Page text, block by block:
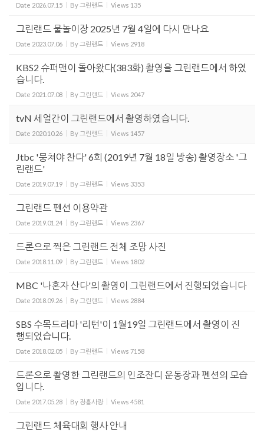
Date 2026.07.15 By 그린랜드 Views 135
그린랜드 물놀이장 2025년 7월 4일에 다시 만나요
Date 2023.07.06 By 그린랜드 Views 2918
KBS2 슈퍼맨이 돌아왔다(383화) 촬영을 그린랜드에서 하였
습니다.
Date 2021.07.08 By 그린랜드 Views 2047
tvN 세얼간이 그린랜드에서 촬영하였습니다.
Date 2020.10.26 By 그린랜드 Views 1457
Jtbc '뭉쳐야 찬다' 6회 (2019년 7월 18일 방송) 촬영장소 '그
린랜드'
Date 2019.07.19 By 그린랜드 Views 3353
그린랜드 펜션 이용약관
Date 2019.01.24 By 그린랜드 Views 2367
드론으로 찍은 그린랜드 전체 조망 사진
Date 2018.11.09 By 그린랜드 Views 1802
MBC '나혼자 산다'의 촬영이 그린랜드에서 진행되었습니다
Date 2018.09.26 By 그린랜드 Views 2884
SBS 수목드라마 '리턴'이 1월19일 그린랜드에서 촬영이 진
행되었습니다.
Date 2018.02.05 By 그린랜드 Views 7158
드론으로 촬영한 그린랜드의 인조잔디 운동장과 펜션의 모습
입니다.
Date 2017.05.28 By 장흥사랑 Views 4581
그린랜드 체육대회 행사 안내